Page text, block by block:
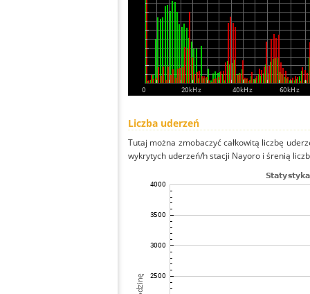
Liczba uderzeń
Tutaj można zmobaczyć całkowitą liczbę
wykrytych uderzeń/h stacji Nayoro i śrenią